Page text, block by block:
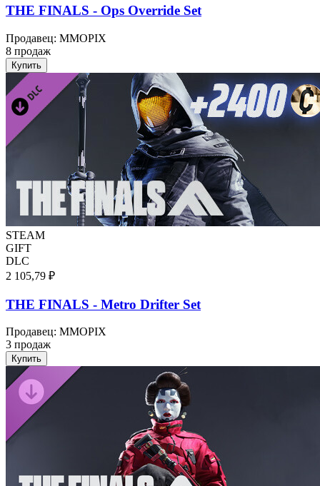
THE FINALS - Ops Override Set
Продавец: MMOPIX
8 продаж
Купить
STEAM
GIFT
DLC
2 105,79 ₽
THE FINALS - Metro Drifter Set
Продавец: MMOPIX
3 продаж
Купить